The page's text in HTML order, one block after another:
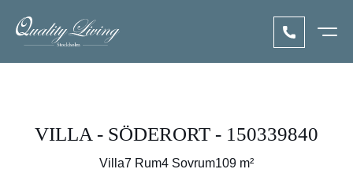
VILLA - SÖDERORT - 150339840
Villa7 Rum4 Sovrum109 m²